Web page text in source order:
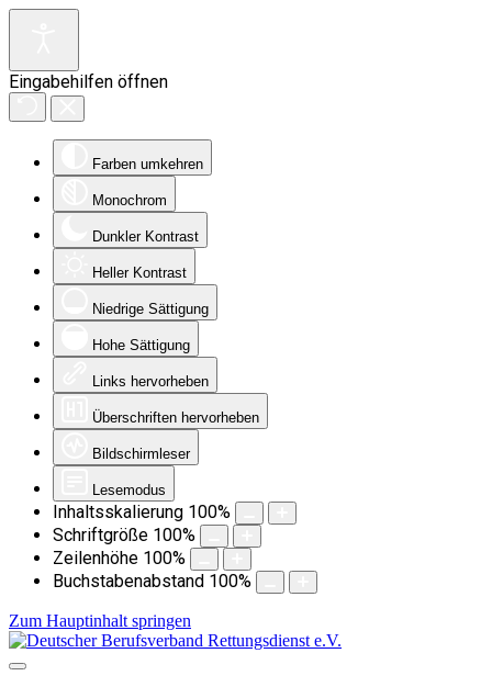
Eingabehilfen öffnen
Farben umkehren
Monochrom
Dunkler Kontrast
Heller Kontrast
Niedrige Sättigung
Hohe Sättigung
Links hervorheben
Überschriften hervorheben
Bildschirmleser
Lesemodus
Inhaltsskalierung 100%
Schriftgröße 100%
Zeilenhöhe 100%
Buchstabenabstand 100%
Zum Hauptinhalt springen